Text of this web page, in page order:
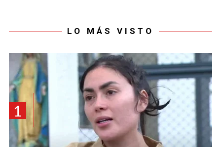
LO MÁS VISTO
1